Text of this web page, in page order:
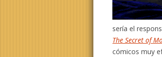
sería el
The Secret of
cómicos muy